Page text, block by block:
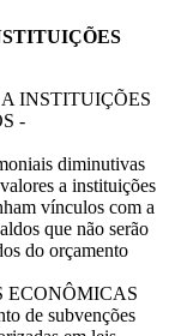
INSTITUIÇÕES
-
diminutivas
a instituições
vínculos com a
que não serão
do orçamento
ECONÔMICAS
de subvenções